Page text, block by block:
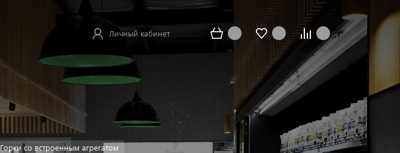
Личный кабинет
Горки со встроенным агрегатом